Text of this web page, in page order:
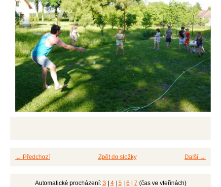
← Předchozí Další →
Zpět do složky
Automatické procházení: 3 | 4| 5| 6 | 7 (čas ve vteřinách)